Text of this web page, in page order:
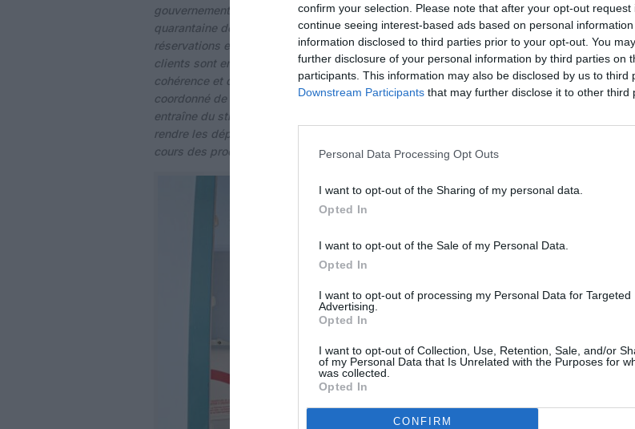
confirm your selection. Please note that after your opt-out
continue seeing interest-based ads based on personal
information disclosed to third parties prior to your opt-out. You
further disclosure of your personal information by third parties on
participants. This information may also be disclosed by us to third
Downstream Participants that may further disclose it to other third
Personal Data Processing Opt Outs
I want to opt-out of the Sharing of my personal data.
Opted In
I want to opt-out of the Sale of my Personal Data.
Opted In
I want to opt-out of processing my Personal Data for Targeted
Advertising.
Opted In
I want to opt-out of Collection, Use, Retention, Sale, and/or
of my Personal Data that Is Unrelated with the Purposes for
was collected.
Opted In
CONFIRM
gouvernement fédéral le 31 décembre au sujet des tests à l’arrivée, et avec le maintien
quarantaine de 14 jours, nous avons constaté une réduction importante des nouvelles
réservations et un nombre d’annulations sans précédent. L’industrie du voyage et ses
clients sont encore une fois victimes d’une politique gouvernementale qui manque de
cohérence et de constance. Au cours des 10 derniers mois, nous avons préconisé un
coordonné de tests de dépistage en sol canadien. Mais cette nouvelle mesure précipitée
entraîne du stress et de la confusion inutiles auprès des voyageurs canadiens et pourrait
rendre les déplacements inabordables, impossibles et inaccessibles pour les Canadiens
cours des prochaines années.
»